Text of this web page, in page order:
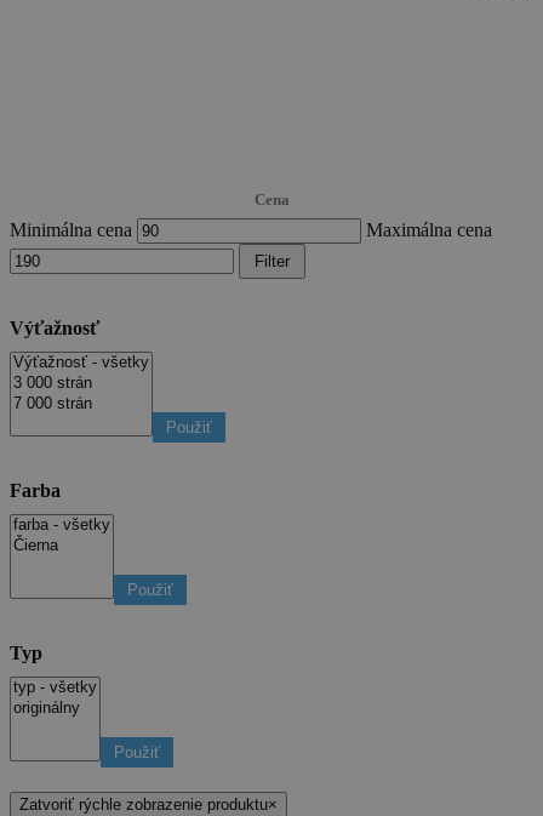
Cena
Minimálna cena Maximálna cena
Filter
Výťažnosť
Použiť
Farba
Použiť
Typ
Použiť
Zatvoriť rýchle zobrazenie produktu×